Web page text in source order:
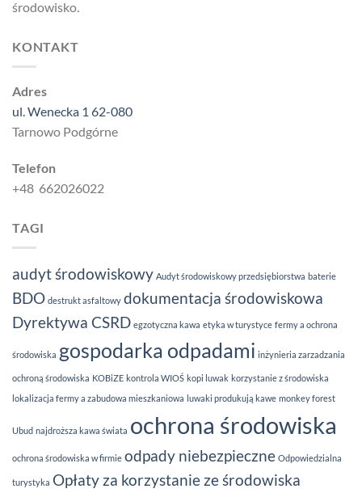
środowisko.
KONTAKT
Adres
ul. Wenecka 1 62-080
Tarnowo Podgórne
Telefon
+48 662026022
TAGI
audyt środowiskowy Audyt środowiskowy przedsiębiorstwa baterie
BDO destrukt asfaltowy dokumentacja środowiskowa
Dyrektywa CSRD egzotyczna kawa etyka w turystyce fermy a ochrona
środowiska gospodarka odpadami inżynieria zarzadzania
ochroną środowiska KOBiZE kontrola WIOŚ kopi luwak korzystanie z środowiska
lokalizacja fermy a zabudowa mieszkaniowa luwaki produkują kawe monkey forest
Ubud najdroższa kawa świata ochrona środowiska
ochrona środowiska w firmie odpady niebezpieczne Odpowiedzialna
turystyka Opłaty za korzystanie ze środowiska